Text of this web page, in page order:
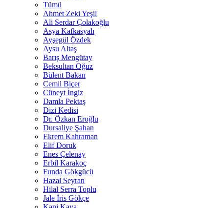
Tümü
Ahmet Zeki Yeşil
Ali Serdar Çolakoğlu
Asya Kafkasyalı
Ayşegül Özdek
Aysu Altaş
Barış Mengütay
Beksultan Oğuz
Bülent Bakan
Cemil Biçer
Cüneyt İngiz
Damla Pektaş
Dizi Kedisi
Dr. Özkan Eroğlu
Dursaliye Şahan
Ekrem Kahraman
Elif Doruk
Enes Çelenay
Erbil Karakoç
Funda Gökgücü
Hazal Seyran
Hilal Serra Toplu
Jale İris Gökçe